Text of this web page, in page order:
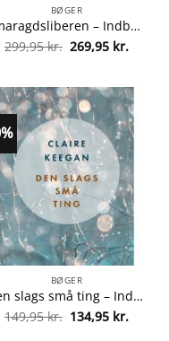
BØGER
Smaragdsliberen – Indbundet fra 9788711566046
299,95kr. Den
oprindelige
299,95 kr..
269,95 kr.Den
BØGER
Den slags små ting – Indbundet fra 9788743401414
149,95kr. Den
oprindelige
134,95 kr.Den